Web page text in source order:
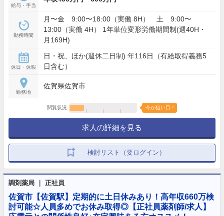
給与・手当
勤務時間
月〜金 9:00〜18:00（実働 8H） 土 9:00〜
13:00（実働 4H） 1年単位変形労働期間制(週40H・
月169H)
休日・休暇
日・祝、ほか(週休二日制) 年116日（有給取得義務5
日含む）
勤務地
佐賀県佐賀市
閲覧状況 今が狙い目！
求人の詳細を見る
検討リスト（要ログイン）
調剤薬局 ｜ 正社員
佐賀市【佐賀駅】定期的に土日休みあり！高年収660万検
討可能☆人員多めでお休み取得◎【正社員薬剤師/求人】